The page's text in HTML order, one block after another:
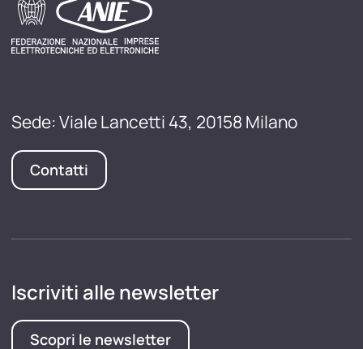
Sede: Viale Lancetti 43, 20158 Milano
Contatti
Iscriviti alle newsletter
Scopri le newsletter